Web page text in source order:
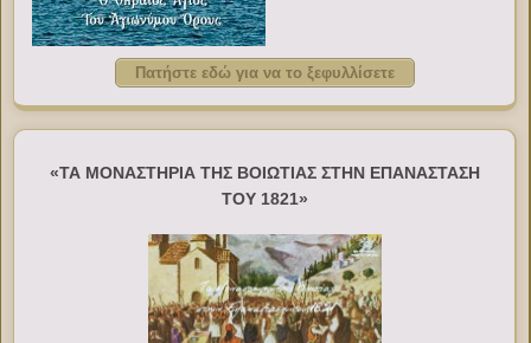
Πατήστε εδώ για να το ξεφυλλίσετε
«ΤΑ ΜΟΝΑΣΤΗΡΙΑ ΤΗΣ ΒΟΙΩΤΙΑΣ ΣΤΗΝ ΕΠΑΝΑΣΤΑΣΗ
ΤΟΥ 1821»